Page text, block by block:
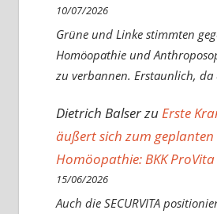
10/07/2026
Grüne und Linke stimmten
Homöopathie und
zu verbannen. Erstaunlich,
Dietrich BalserzuErste
äußert sich zum geplanten
Homöopathie: BKK ProVita
15/06/2026
Auch die SECURVITA